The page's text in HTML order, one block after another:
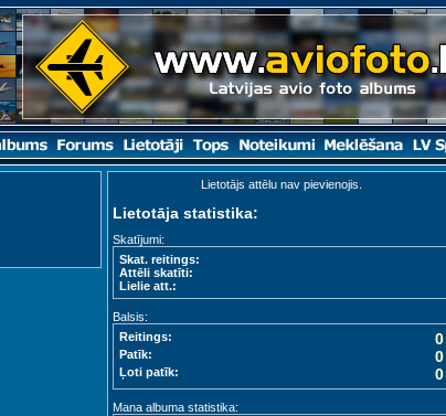
Lietotājs attēlu nav pievienojis.
Lietotāja statistika:
Skatījumi:
Skat. reitings:
Attēli skatīti:
Lielie att.:
Balsis:
Reitings:
0
Patīk: 0
Ļoti patīk: 0
Mana albuma statistika: